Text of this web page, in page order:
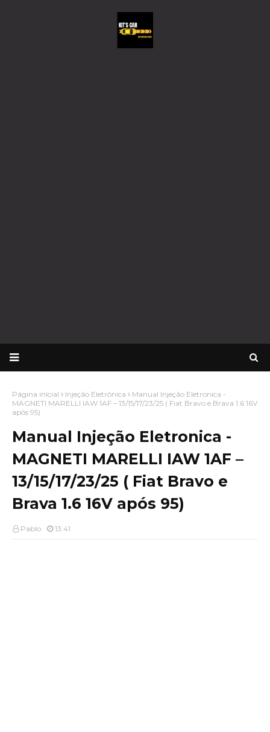
Página inicial Injeção Eletrônica
Manual Injeção Eletronica -
MAGNETI MARELLI IAW 1AF – 13/15/17/23/25 ( Fiat Bravo e Brava 1.6 16V
após 95)
Manual Injeção Eletronica -
MAGNETI MARELLI IAW 1AF –
13/15/17/23/25 ( Fiat Bravo e
Brava 1.6 16V após 95)
Pablo 13:41